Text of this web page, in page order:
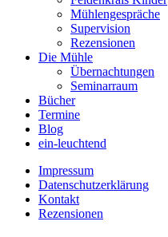
Mühlengespräche
Supervision
Rezensionen
Die Mühle
Übernachtungen
Seminarraum
Bücher
Termine
Blog
ein-leuchtend
Impressum
Datenschutzerklärung
Kontakt
Rezensionen